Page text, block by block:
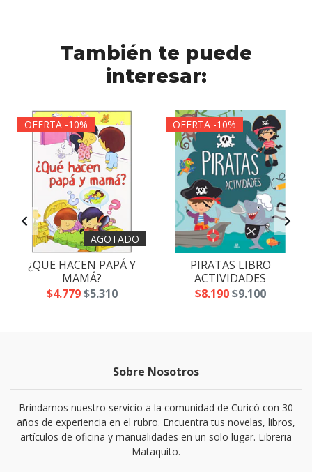
También te puede
interesar:
OFERTA -10%
AGOTADO
¿QUE HACEN PAPÁ Y
MAMÁ?
$4.779$5.310
OFERTA -10%
PIRATAS LIBRO
ACTIVIDADES
$8.190$9.100
Sobre Nosotros
Brindamos nuestro servicio a la comunidad de Curicó con 30
años de experiencia en el rubro. Encuentra tus novelas, libros,
artículos de oficina y manualidades en un solo lugar. Libreria
Mataquito.